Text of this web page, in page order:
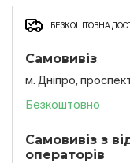
БЕЗКОШТОВНА
Самовивіз
м. Дніпро,
Безкоштовно
Самовивіз з
операторів